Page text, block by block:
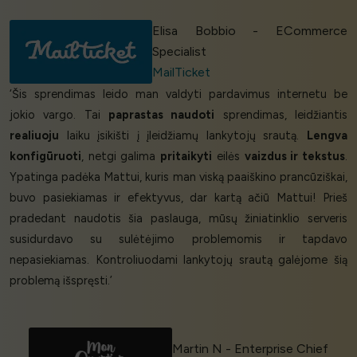
Elisa Bobbio - ECommerce
Specialist
MailTicket
‘Šis sprendimas leido man valdyti pardavimus internetu be
jokio vargo. Tai paprastas naudoti sprendimas, leidžiantis
realiuoju laiku įsikišti į įleidžiamų lankytojų srautą. Lengva
konfigūruoti, netgi galima pritaikyti eilės vaizdus ir tekstus.
Ypatinga padėka Mattui, kuris man viską paaiškino prancūziškai,
buvo pasiekiamas ir efektyvus, dar kartą ačiū Mattui! Prieš
pradedant naudotis šia paslauga, mūsų žiniatinklio serveris
susidurdavo su sulėtėjimo problemomis ir tapdavo
nepasiekiamas. Kontroliuodami lankytojų srautą galėjome šią
problemą išspręsti.’
Martin N - Enterprise Chief